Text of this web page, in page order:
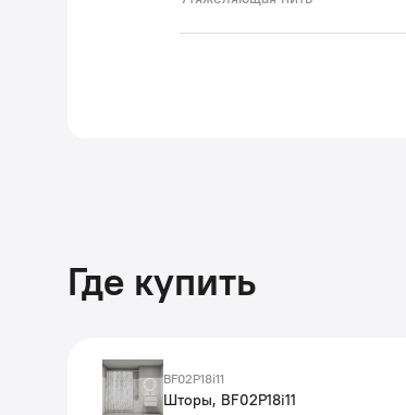
Где купить
BF02P18i11
Шторы, BF02P18i11